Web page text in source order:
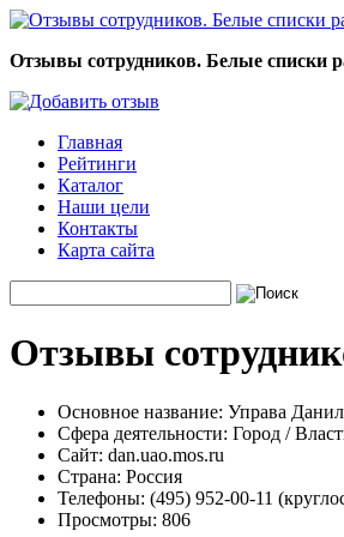
Отзывы сотрудников. Белые списки
Главная
Рейтинги
Каталог
Наши цели
Контакты
Карта сайта
Отзывы
Основное название: Управа
Сфера деятельности: Город /
Сайт: dan.uao.mos.ru
Страна: Россия
Телефоны: (495) 952-00-11
Просмотры: 806